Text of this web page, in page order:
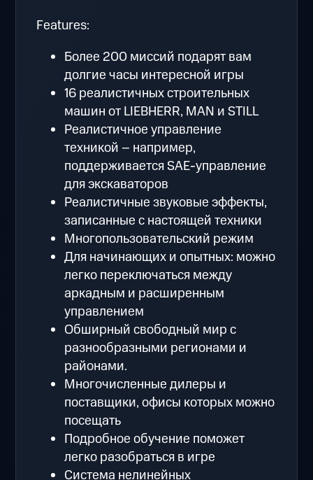
Features:
Более 200 миссий подарят вам
долгие часы интересной игры
16 реалистичных строительных
машин от LIEBHERR, MAN и STILL
Реалистичное управление
техникой – например,
поддерживается SAE-управление
для экскаваторов
Реалистичные звуковые эффекты,
записанные с настоящей техники
Многопользовательский режим
Для начинающих и опытных: можно
легко переключаться между
аркадным и расширенным
управлением
Обширный свободный мир с
разнообразными регионами и
районами.
Многочисленные дилеры и
поставщики, офисы которых можно
посещать
Подробное обучение поможет
легко разобраться в игре
Система нелинейных